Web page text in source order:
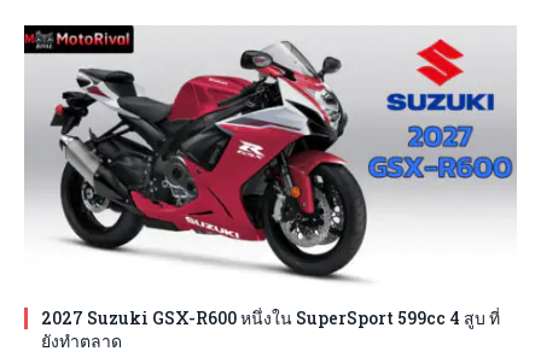
2027 Suzuki GSX-R600 หนึ่งใน SuperSport 599cc 4 สูบ ที่
ยังทำตลาด